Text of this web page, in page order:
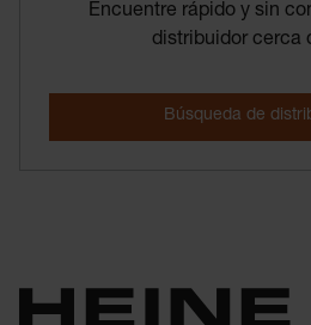
Encuentre rápido y sin
distribuidor cerca